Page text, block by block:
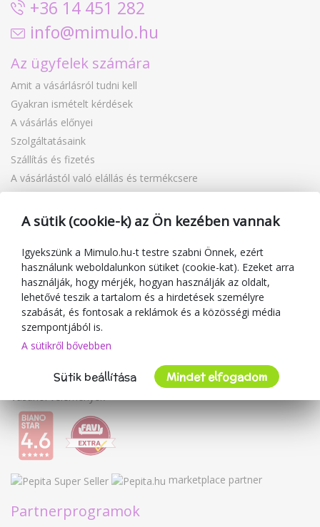
+36 14 451 282
info@mimulo.hu
Az ügyfelek számára
Amit a vásárlásról tudni kell
Gyakran ismételt kérdések
A vásárlás előnyei
Szolgáltatásaink
Szállítás és fizetés
A vásárlástól való elállás és termékcsere
Reklamáció
Ajándékutalványok
Blog
A kereskedőről
Mimulo.hu
Felhasználási feltételek
Adatvédelmi irányelvek
Együttműködés
Vásárlói vélemények
marketplace partner
Partnerprogramok
A sütik (cookie-k) az Ön kezében vannak
Igyekszünk a Mimulo.hu-t testre szabni Önnek, ezért
használunk weboldalunkon sütiket (cookie-kat). Ezeket arra
használják, hogy mérjék, hogyan használják az oldalt,
lehetővé teszik a tartalom és a hirdetések személyre
szabását, és fontosak a reklámok és a közösségi média
szempontjából is.
A sütikről bővebben
Sütik beállítása Mindet elfogadom